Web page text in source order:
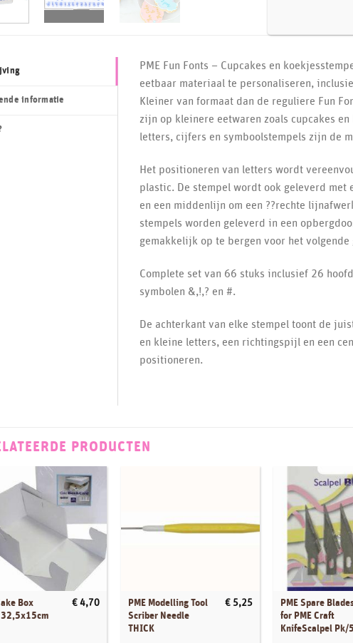
informatie
PME Fun Fonts – Cupcakes en
eetbaar materiaal te personaliseren,
Kleiner van formaat dan de reguliere Fun
zijn op kleinere eetwaren zoals cupcakes
letters, cijfers en symboolstempels zijn de
Het positioneren van letters wordt
plastic. De stempel wordt ook geleverd
en een middenlijn om een ??rechte
stempels worden geleverd in een
gemakkelijk op te bergen voor het volgende
Complete set van 66 stuks inclusief 26
symbolen &,!,? en #.
De achterkant van elke stempel toont de
en kleine letters, een richtingspijl en een
positioneren.
PRODUCTEN
Box
€4,70
PME Modelling Tool
Scriber Needle
THICK
€5,25
PME Spare
for PME Craft
KnifeScalpel Pk/5